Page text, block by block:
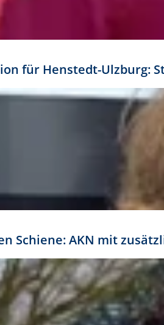
für Henstedt-Ulzburg:
Schiene: AKN mit